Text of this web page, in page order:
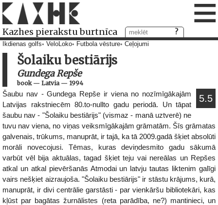
Kazhes pierakstu burtnīca ≡
Ikdienas golfs VeloLoko Futbola vēsture Ceļojumi
Šolaiku bestiārijs
Gundega Repše
book— Latvia— 1994
5.5
Šaubu nav - Gundega Repše ir viena no nozīmīgākajām
Latvijas rakstniecēm 80.to-nullto gadu periodā. Un tāpat
šaubu nav - "Šolaiku bestiārijs" (vismaz - manā uztverē) ne
tuvu nav viena, no viņas veiksmīgākajām grāmatām. Šīs grāmatas
galvenais, trūkums, manuprāt, ir tajā, ka tā 2009.gadā šķiet absolūti
morāli novecojusi. Tēmas, kuras deviņdesmito gadu sākumā
varbūt vēl bija aktuālas, tagad šķiet teju vai nereālas un Repšes
atkal un atkal pievēršanās Atmodai un latvju tautas liktenim galīgi
vairs nešķiet aizraujoša. "Šolaiku bestiārijs" ir stāstu krājums, kurā,
manuprāt, ir divi centrālie garstāsti - par vienkāršu bibliotekāri, kas
kļūst par bagātas žurnālistes (reta parādība, ne?) mantinieci, un